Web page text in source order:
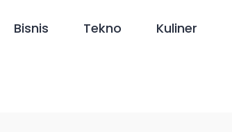
Bisnis Tekno Kuliner